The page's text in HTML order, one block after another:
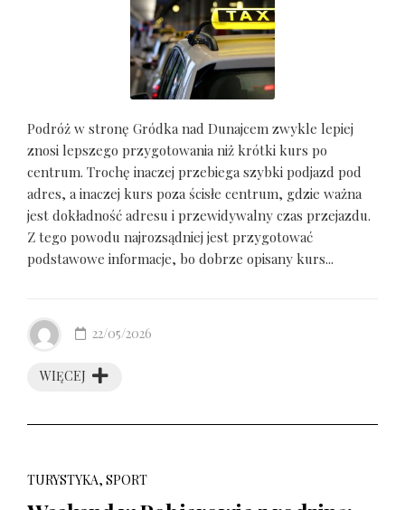
Podróż w stronę Gródka nad Dunajcem zwykle lepiej
znosi lepszego przygotowania niż krótki kurs po
centrum. Trochę inaczej przebiega szybki podjazd pod
adres, a inaczej kurs poza ścisłe centrum, gdzie ważna
jest dokładność adresu i przewidywalny czas przejazdu.
Z tego powodu najrozsądniej jest przygotować
podstawowe informacje, bo dobrze opisany kurs...
WIĘCEJ
22/05/2026
TURYSTYKA, SPORT